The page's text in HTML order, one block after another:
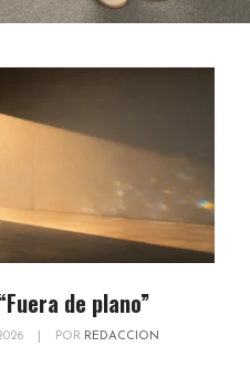
de plano”
POR REDACCION